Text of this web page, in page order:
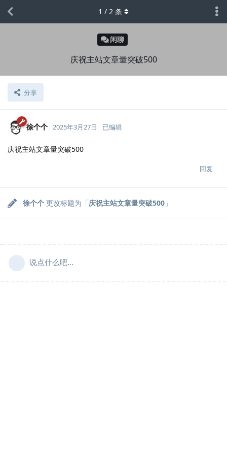
闲聊
庆祝主站文章量突破500
分享
1 / 2 条
徐个个 2025年3月27日 已编辑
庆祝主站文章量突破500
回复
徐个个 更改标题为「庆祝主站文章量突破500 」
说点什么吧...